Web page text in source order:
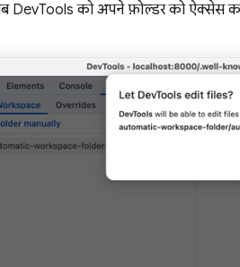
DevTools को अपने फ़ोल्डर को ऐक्सेस